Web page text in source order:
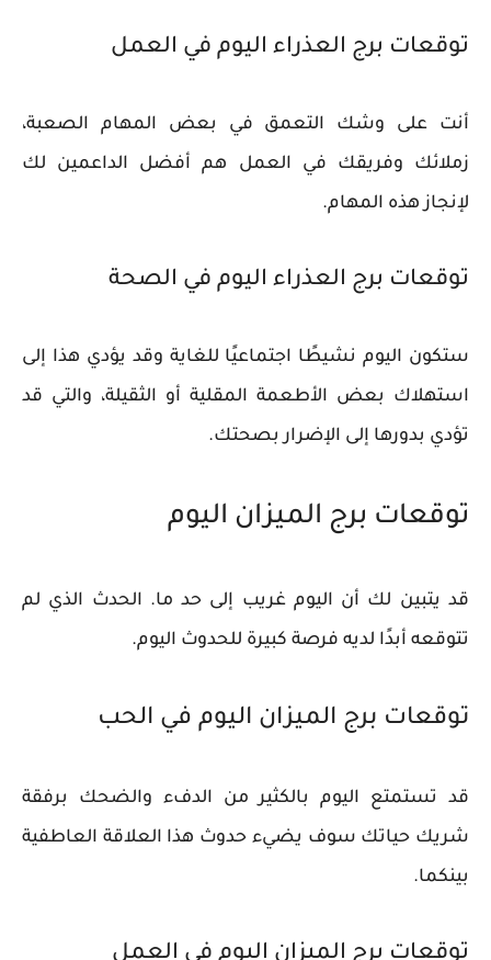
توقعات برج العذراء اليوم في العمل
أنت على وشك التعمق في بعض المهام الصعبة،
زملائك وفريقك في العمل هم أفضل الداعمين لك
لإنجاز هذه المهام.
توقعات برج العذراء اليوم في الصحة
ستكون اليوم نشيطًا اجتماعيًا للغاية وقد يؤدي هذا إلى
استهلاك بعض الأطعمة المقلية أو الثقيلة، والتي قد
تؤدي بدورها إلى الإضرار بصحتك.
توقعات برج الميزان اليوم
قد يتبين لك أن اليوم غريب إلى حد ما. الحدث الذي لم
تتوقعه أبدًا لديه فرصة كبيرة للحدوث اليوم.
توقعات برج الميزان اليوم في الحب
قد تستمتع اليوم بالكثير من الدفء والضحك برفقة
شريك حياتك سوف يضيء حدوث هذا العلاقة العاطفية
بينكما.
توقعات برج الميزان اليوم في العمل